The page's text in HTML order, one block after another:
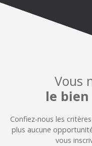
Vous
le bien
Confiez-nous les
plus aucune
vous